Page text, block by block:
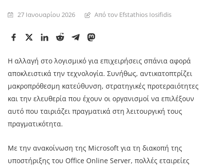
27 Ιανουαρίου 2026 Από τον Efstathios Iosifidis
Η αλλαγή στο λογισμικό για επιχειρήσεις σπάνια αφορά
αποκλειστικά την τεχνολογία. Συνήθως, αντικατοπτρίζει
μακροπρόθεσμη κατεύθυνση, στρατηγικές προτεραιότητες
και την ελευθερία που έχουν οι οργανισμοί να επιλέξουν
αυτό που ταιριάζει πραγματικά στη λειτουργική τους
πραγματικότητα.
Με την ανακοίνωση της Microsoft για τη διακοπή της
υποστήριξης του Office Online Server, πολλές εταιρείες